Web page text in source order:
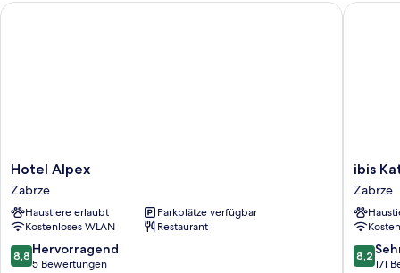
Hotel
Alpex
Zabrze
Hotel Alpex
Zabrze
Haustiere erlaubt
Parkplätze verfügbar
Kostenloses WLAN
Restaurant
8.8
von
8,8 Hervorragend
5 Bewertungen
Hotel Alpex
ibis
Zabrze
Zabrze
ibis
Zabrze
8.2
von
8,2
171
ibis